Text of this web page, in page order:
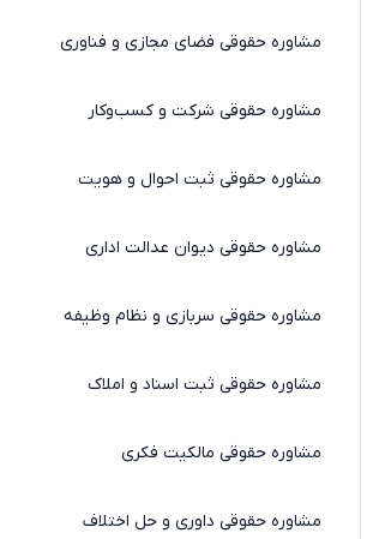
مشاوره حقوقی فضای مجازی و فناوری
مشاوره حقوقی شرکت و کسب‌وکار
مشاوره حقوقی ثبت احوال و هویت
مشاوره حقوقی دیوان عدالت اداری
مشاوره حقوقی سربازی و نظام وظیفه
مشاوره حقوقی ثبت اسناد و املاک
مشاوره حقوقی مالکیت فکری
مشاوره حقوقی داوری و حل اختلاف